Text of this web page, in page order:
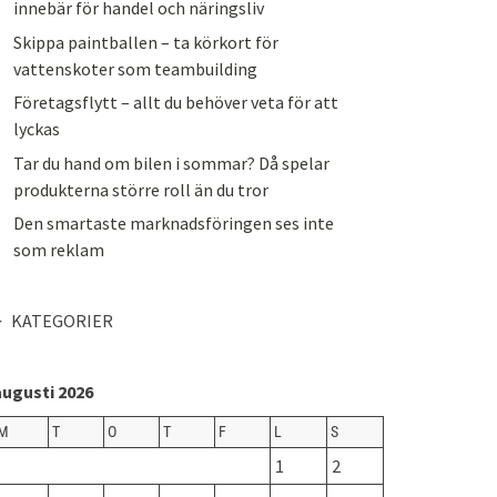
innebär för handel och näringsliv
Skippa paintballen – ta körkort för
vattenskoter som teambuilding
Företagsflytt – allt du behöver veta för att
lyckas
Tar du hand om bilen i sommar? Då spelar
produkterna större roll än du tror
Den smartaste marknadsföringen ses inte
som reklam
KATEGORIER
2026
T O T F L S
1
2